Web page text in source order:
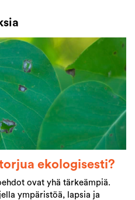
ekologisesti?
ovat yhä tärkeämpiä.
ympäristöä, lapsia ja